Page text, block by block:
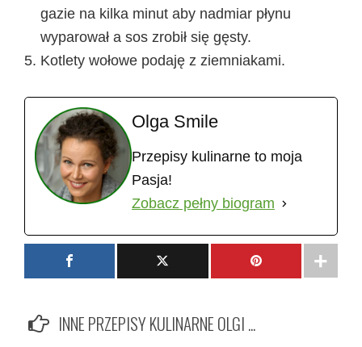
gazie na kilka minut aby nadmiar płynu
wyparował a sos zrobił się gęsty.
Kotlety wołowe podaję z ziemniakami.
Olga Smile
Przepisy kulinarne to moja
Pasja!
Zobacz pełny biogram
INNE PRZEPISY KULINARNE OLGI ...